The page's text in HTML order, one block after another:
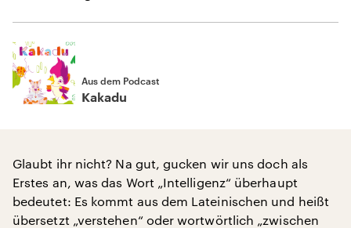
Aus dem Podcast
Kakadu
Glaubt ihr nicht? Na gut, gucken wir uns doch als
Erstes an, was das Wort „Intelligenz“ überhaupt
bedeutet: Es kommt aus dem Lateinischen und heißt
übersetzt „verstehen“ oder wortwörtlich „zwischen